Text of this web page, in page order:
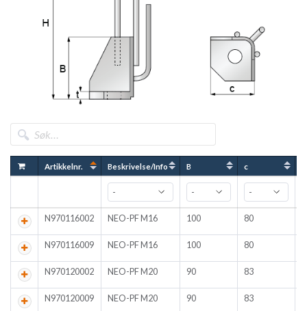
Artikkelnr. Beskrivelse/Info B c
N970116002 NEO-PF M16 100 80
N970116009 NEO-PF M16 100 80
N970120002 NEO-PF M20 90 83
N970120009 NEO-PF M20 90 83